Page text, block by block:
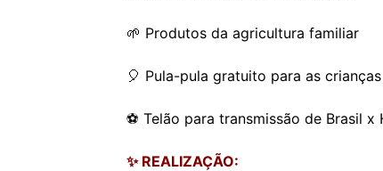
🌱 Produtos da agricultura familiar
🎈 Pula-pula gratuito para as crianças
⚽ Telão para transmissão de Brasil x
✨ REALIZAÇÃO: